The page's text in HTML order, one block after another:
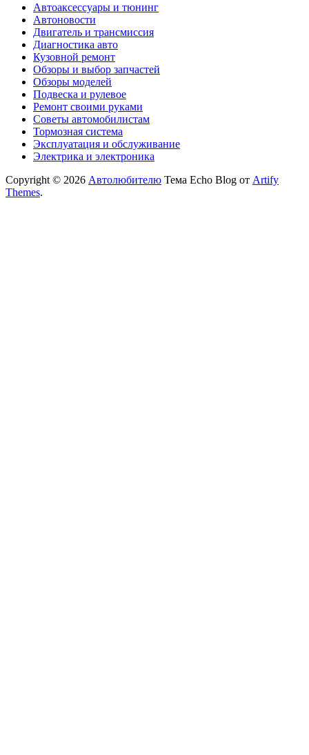
Автоаксессуары и тюнинг
Автоновости
Двигатель и трансмиссия
Диагностика авто
Кузовной ремонт
Обзоры и выбор запчастей
Обзоры моделей
Подвеска и рулевое
Ремонт своими руками
Советы автомобилистам
Тормозная система
Эксплуатация и обслуживание
Электрика и электроника
Copyright © 2026 Автолюбителю Тема Echo Blog от Artify
Themes.